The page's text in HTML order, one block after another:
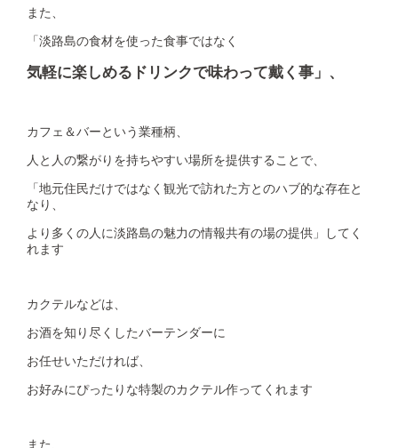
また、
「淡路島の食材を使った食事ではなく
気軽に楽しめるドリンクで味わって戴く事」、
​カフェ＆バーという業種柄、
人と人の繋がりを持ちやすい場所を提供することで、
「地元住民だけではなく観光で訪れた方とのハブ的な存在と
なり、
より多くの人に淡路島の魅力の情報共有の場の提供」してく
れます
カクテルなどは、
お酒を知り尽くしたバーテンダーに
お任せいただければ、
お好みにぴったりな特製のカクテル作ってくれます
また、